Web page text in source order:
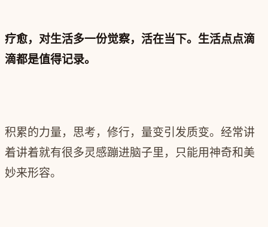
疗愈，对生活多一份觉察，活在当下。 生活点点滴
滴都是值得记录。
积累的力量，思考，修行，量变引发质变。 经常讲
着讲着就有很多灵感蹦进脑子里，只能用神奇和美
妙来形容。